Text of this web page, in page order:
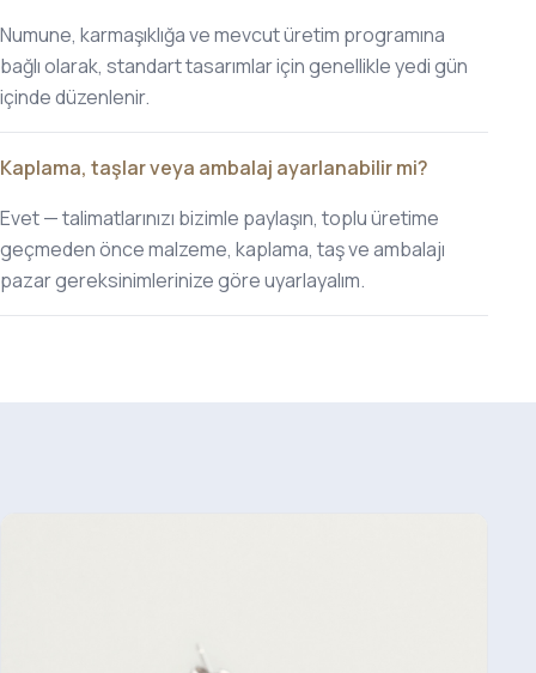
Numune, karmaşıklığa ve mevcut üretim programına
bağlı olarak, standart tasarımlar için genellikle yedi gün
içinde düzenlenir.
Kaplama, taşlar veya ambalaj ayarlanabilir mi?
Evet — talimatlarınızı bizimle paylaşın, toplu üretime
geçmeden önce malzeme, kaplama, taş ve ambalajı
pazar gereksinimlerinize göre uyarlayalım.